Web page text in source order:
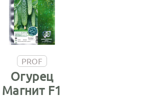
PROF
Огурец
Магнит F1